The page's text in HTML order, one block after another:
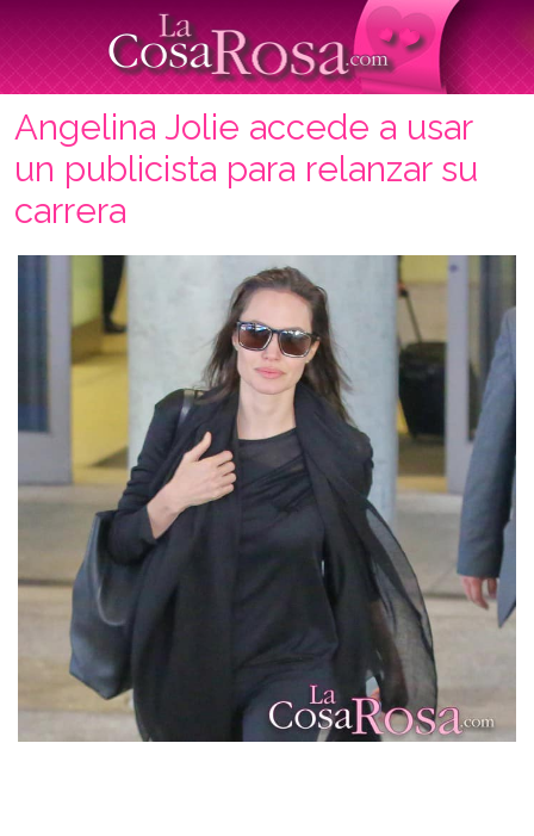
Angelina Jolie accede a usar
un publicista para relanzar su
carrera